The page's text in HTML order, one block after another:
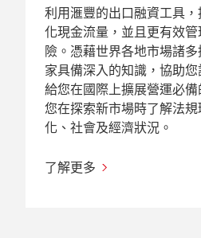
利用滙豐的出口融資工具
化現金流量，並且更有效
險。憑藉世界各地市場諸
家具備深入的知識，協助您
給您在國際上擴展營運必
您在探索新市場時了解法
化、社會及經濟狀況。
了解更多